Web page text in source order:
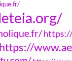
https://